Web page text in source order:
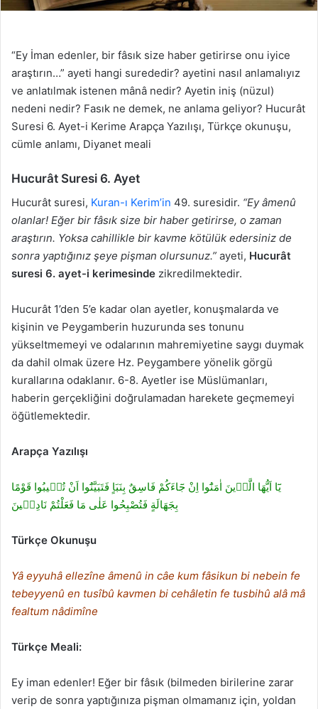
“Ey İman edenler, bir fâsık size haber getirirse onu iyice
araştırın…” ayeti hangi surededir? ayetini nasıl anlamalıyız
ve anlatılmak istenen mânâ nedir? Ayetin iniş (nüzul)
nedeni nedir? Fasık ne demek, ne anlama geliyor? Hucurât
Suresi 6. Ayet-i Kerime Arapça Yazılışı, Türkçe okunuşu,
cümle anlamı, Diyanet meali
Hucurât Suresi 6. Ayet
Hucurât suresi, Kuran-ı Kerim’in 49. suresidir. “Ey âmenû
olanlar! Eğer bir fâsık size bir haber getirirse, o zaman
araştırın. Yoksa cahillikle bir kavme kötülük edersiniz de
sonra yaptığınız şeye pişman olursunuz.” ayeti, Hucurât
suresi 6. ayet-i kerimesinde zikredilmektedir.
Hucurât 1’den 5’e kadar olan ayetler, konuşmalarda ve
kişinin ve Peygamberin huzurunda ses tonunu
yükseltmemeyi ve odalarının mahremiyetine saygı duymak
da dahil olmak üzere Hz. Peygambere yönelik görgü
kurallarına odaklanır. 6-8. Ayetler ise Müslümanları,
haberin gerçekliğini doğrulamadan harekete geçmemeyi
öğütlemektedir.
Arapça Yazılışı
يَٓا اَيُّهَا الَّذ۪ينَ اٰمَنُٓوا اِنْ جَٓاءَكُمْ فَاسِقٌ بِنَبَاٍ فَتَبَيَّنُٓوا اَنْ تُص۪يبُوا قَوْمًا
بِجَهَالَةٍ فَتُصْبِحُوا عَلٰى مَا فَعَلْتُمْ نَادِم۪ينَ
Türkçe Okunuşu
Yâ eyyuhâ ellezîne âmenû in câe kum fâsikun bi nebein fe
tebeyyenû en tusîbû kavmen bi cehâletin fe tusbihû alâ mâ
fealtum nâdimîne
Türkçe Meali:
Ey iman edenler! Eğer bir fâsık (bilmeden birilerine zarar
verip de sonra yaptığınıza pişman olmamanız için, yoldan